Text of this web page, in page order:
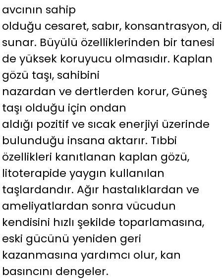
avcının sahip
olduğu cesaret, sabır, konsantrasyon,
sunar. Büyülü özelliklerinden bir tanesi
de yüksek koruyucu olmasıdır. Kaplan
gözü taşı, sahibini
nazardan ve dertlerden korur, Güneş
taşı olduğu için ondan
aldığı pozitif ve sıcak enerjiyi üzerinde
bulunduğu insana aktarır. Tıbbi
özellikleri kanıtlanan kaplan gözü,
litoterapide yaygın kullanılan
taşlardandır. Ağır hastalıklardan ve
ameliyatlardan sonra vücudun
kendisini hızlı şekilde toparlamasına,
eski gücünü yeniden geri
kazanmasına yardımcı olur, kan
basıncını dengeler.